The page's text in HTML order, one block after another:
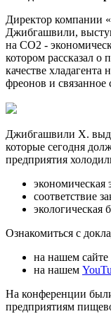
Директор
Джибгашвили,
на CO2 -
котором рассказал о
качестве
фреонов и связанное
Джибгашвили Х.
которые сегодня
предприятия
экономическая
соответствие
экологическая
Ознакомиться с
на нашем сайте
на нашем
На конференции
предприятиям